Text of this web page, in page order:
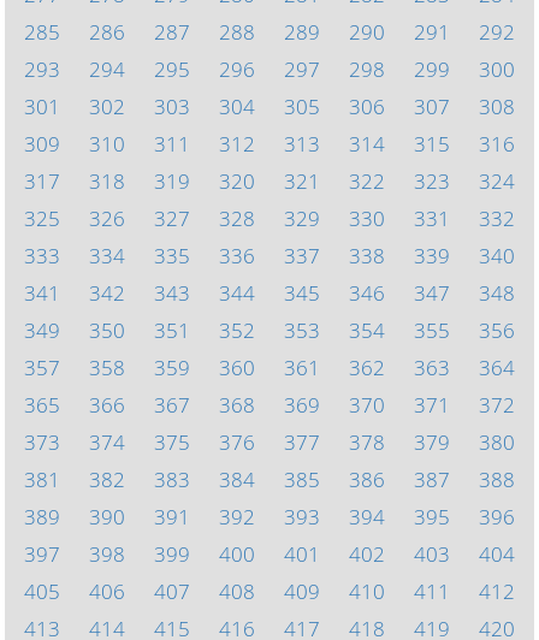
285
286 287 288 289 290 291
292
293
294 295 296 297 298 299
300
301
302 303 304 305 306 307
308
309
310 311 312 313 314 315
316
317
318 319 320 321 322 323
324
325
326 327 328 329 330 331
332
333
334 335 336 337 338 339
340
341
342 343 344 345 346 347
348
349
350 351 352 353 354 355
356
357
358 359 360 361 362 363
364
365
366 367 368 369 370 371
372
373
374 375 376 377 378 379
380
381
382 383 384 385 386 387
388
389
390 391 392 393 394 395
396
397
398 399 400 401 402 403
404
405
406 407 408 409 410 411
412
413
414 415 416 417 418 419 420